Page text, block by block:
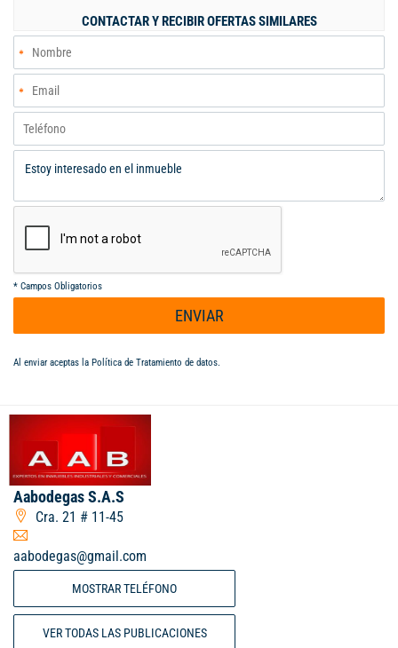
del comercio kra PRIMERA. AABODEGAS Expertos en inmuebles
industriales y comerciales. Informes: Alfredo Aldana B. Cel. 313
632 3987 - 304 985 0433. aabodegas@gmail.com
CONTACTAR Y RECIBIR OFERTAS SIMILARES
* Campos Obligatorios
ENVIAR
Al enviar aceptas la Política de Tratamiento de datos.
Aabodegas S.A.S
Cra. 21 # 11-45
aabodegas@gmail.com
MOSTRAR TELÉFONO
VER TODAS LAS PUBLICACIONES